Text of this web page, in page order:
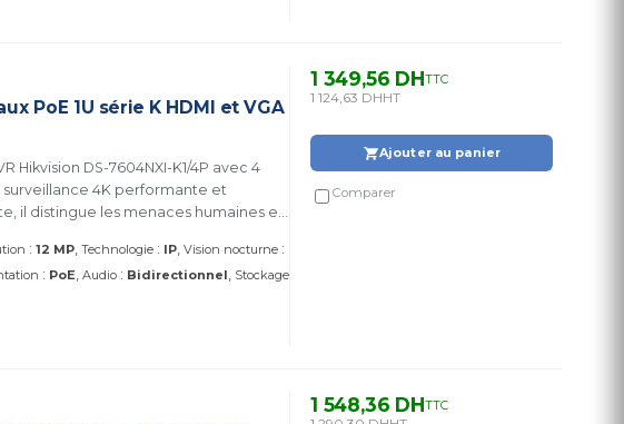
PoE 1U série K HDMI et VGA
Hikvision DS-7604NXI-K1/4P avec 4
4K performante et
il distingue les menaces humaines et
: 12 MP Technologie : IP Vision nocturne :
: PoE Audio : Bidirectionnel Stockage
1 349,56 DHTTC
1 124,63 DHHT
Ajouter au panier
Comparer
1 548,36 DHTTC